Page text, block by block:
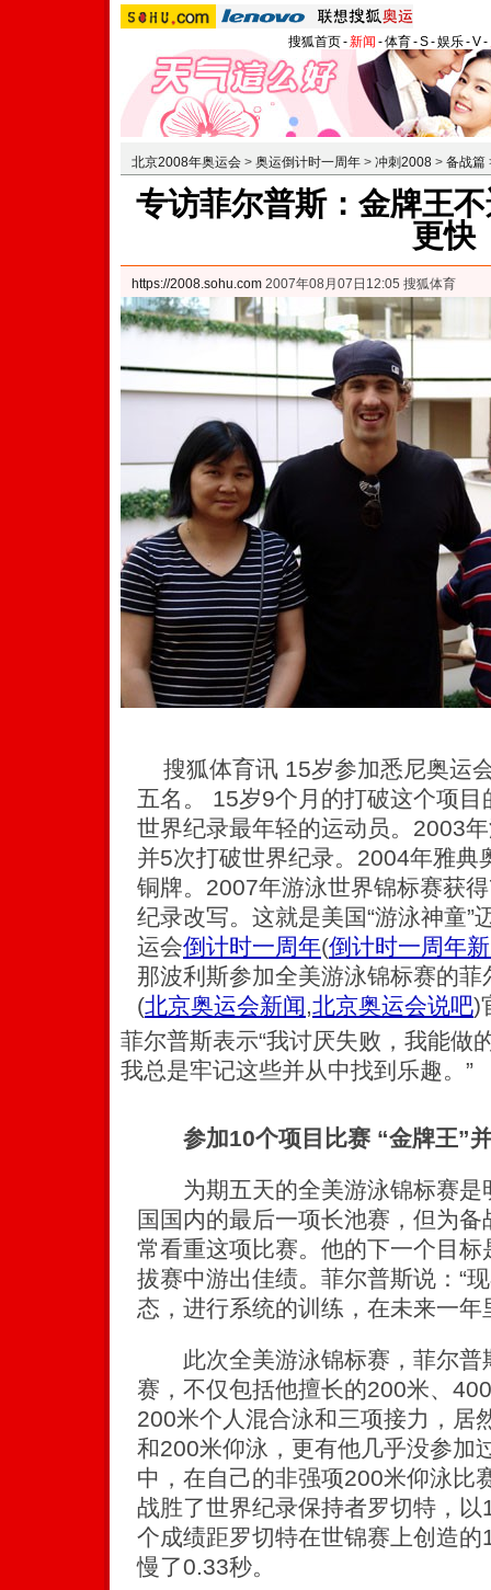
搜狐首页-新闻 -体育-S-娱乐-V-
北京2008年奥运会 > 奥运倒计时一周年 > 冲刺2008 > 备战篇
专访菲尔普斯：金牌王
更快
https://2008.sohu.com 2007年08月07日12:05 搜狐体育
搜狐体育讯 15岁参加悉尼奥运
五名。 15岁9个月的打破这个项
世界纪录最年轻的运动员。2003
并5次打破世界纪录。2004年雅典
铜牌。2007年游泳世界锦标赛获
纪录改写。这就是美国“游泳神童”
运会倒计时一周年(倒计时一周年
那波利斯参加全美游泳锦标赛的菲
(北京奥运会新闻,北京奥运会说吧)
菲尔普斯表示“我讨厌失败，我能做
我总是牢记这些并从中找到乐趣。”
参加10个项目比赛 “金牌王”
为期五天的全美游泳锦标赛是
国国内的最后一项长池赛，但为
常看重这项比赛。他的下一个目
拔赛中游出佳绩。菲尔普斯说：“
态，进行系统的训练，在未来一年
此次全美游泳锦标赛，菲尔普
赛，不仅包括他擅长的200米、
200米个人混合泳和三项接力，居
和200米仰泳，更有他几乎没参加
中，在自己的非强项200米仰泳比
战胜了世界纪录保持者罗切特，
个成绩距罗切特在世锦赛上创造
慢了0.33秒。